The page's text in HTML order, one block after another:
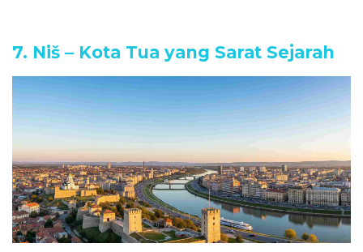
7. Niš – Kota Tua yang Sarat Sejarah